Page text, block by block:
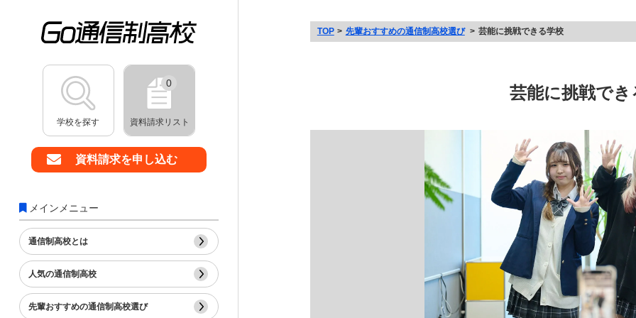
学校を探す
0
資料請求リスト
資料請求を申し込む
メインメニュー
通信制高校とは
人気の通信制高校
先輩おすすめの通信制高校選び
TOP 先輩おすすめの通信制高校選び 芸能に挑戦できる学校
芸能に挑戦でき